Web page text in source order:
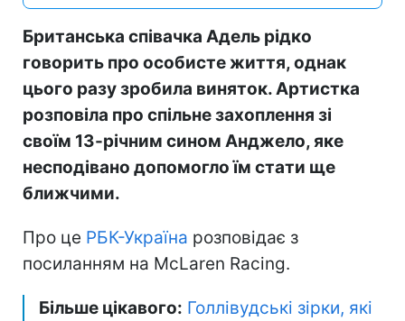
Британська співачка Адель рідко
говорить про особисте життя, однак
цього разу зробила виняток. Артистка
розповіла про спільне захоплення зі
своїм 13-річним сином Анджело, яке
несподівано допомогло їм стати ще
ближчими.
Про це РБК-Україна розповідає з
посиланням на McLaren Racing.
Більше цікавого: Голлівудські зірки, які